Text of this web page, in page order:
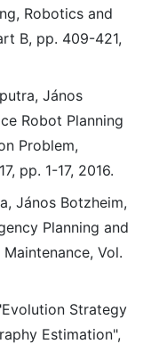
Robotics and
B, pp. 409-421,
János
Robot Planning
Problem,
pp. 1-17, 2016.
János Botzheim,
Planning and
Vol.
Strategy
Estimation",